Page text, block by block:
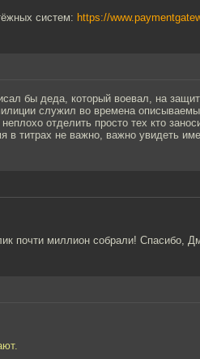
систем: https://
бы деда, который воевал, на
служил во времена
отделить просто тех кто
в титрах не важно, важно увидеть
почти миллион собрали! Спасибо,